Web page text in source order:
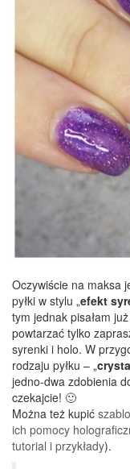
Oczywiście na maksa
pyłki w stylu „efekt
tym jednak pisałam
powtarzać tylko
syrenki i holo. W
rodzaju pyłku – „
jedno-dwa zdobienia
czekajcie! 🙂
Można też kupić
ich pomocy
tutorial i przykłady).